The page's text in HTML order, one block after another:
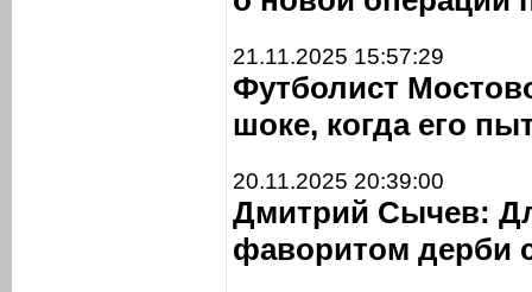
21.11.2025 15:57:29
Футболист
шоке, когда его
20.11.2025 20:39:00
Дмитрий Сычев:
фаворитом дерби